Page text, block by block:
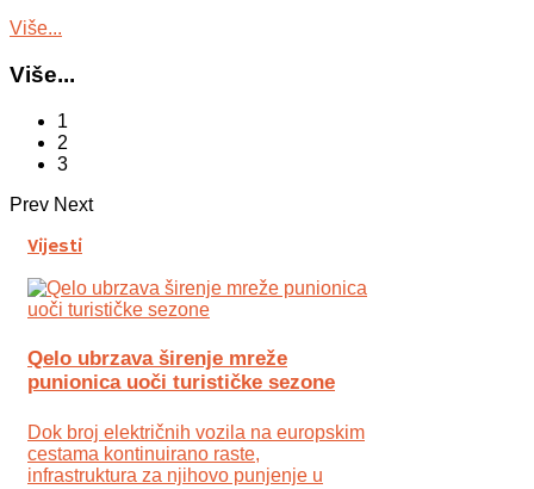
Više...
Više...
1
2
3
Prev Next
Vijesti
Qelo ubrzava širenje mreže
punionica uoči turističke sezone
Dok broj električnih vozila na europskim
cestama kontinuirano raste,
infrastruktura za njihovo punjenje u